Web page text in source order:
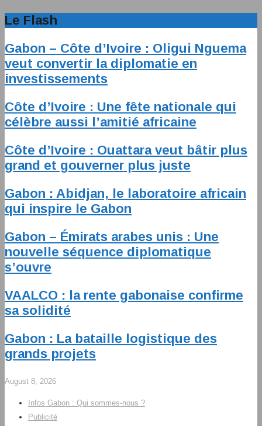
Le Flash
Gabon – Côte d’Ivoire : Oligui Nguema
veut convertir la diplomatie en
investissements
Côte d’Ivoire : Une fête nationale qui
célèbre aussi l’amitié africaine
Côte d’Ivoire : Ouattara veut bâtir plus
grand et gouverner plus juste
Gabon : Abidjan, le laboratoire africain
qui inspire le Gabon
Gabon – Émirats arabes unis : Une
nouvelle séquence diplomatique
s’ouvre
VAALCO : la rente gabonaise confirme
sa solidité
Gabon : La bataille logistique des
grands projets
August 8, 2026
Infos Gabon : Qui sommes-nous ?
Publicité